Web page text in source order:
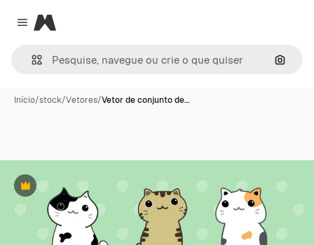
Close menu
Magnific
Início/stock/Vetores/Vetor de conjunto de…
Premium